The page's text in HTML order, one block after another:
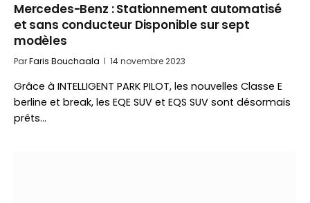
Mercedes-Benz : Stationnement automatisé
et sans conducteur Disponible sur sept
modèles
ParFaris Bouchaala 14 novembre 2023
Grâce à INTELLIGENT PARK PILOT, les nouvelles Classe E
berline et break, les EQE SUV et EQS SUV sont désormais
prêts…